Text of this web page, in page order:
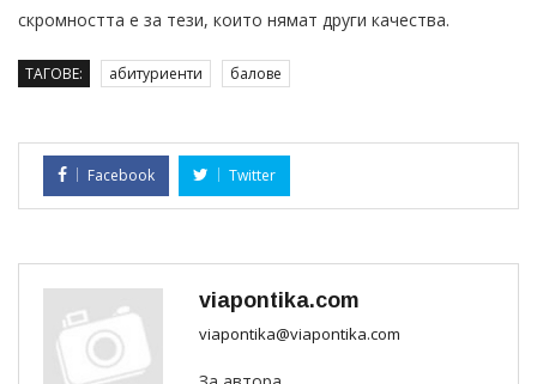
скромността е за тези, които нямат други качества.
ТАГОВЕ: абитуриенти балове
Facebook Twitter
viapontika.com
viapontika@viapontika.com